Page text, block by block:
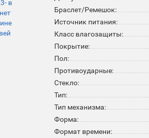
Браслет/Ремешок:
Источник питания:
Класс влагозащиты:
Покрытие:
Пол:
Противоударные:
Стекло:
Тип:
Тип механизма:
Форма:
Формат времени: